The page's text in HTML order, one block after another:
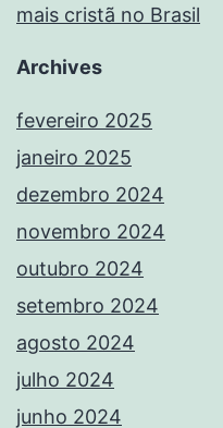
mais cristã no Brasil
Archives
fevereiro 2025
janeiro 2025
dezembro 2024
novembro 2024
outubro 2024
setembro 2024
agosto 2024
julho 2024
junho 2024